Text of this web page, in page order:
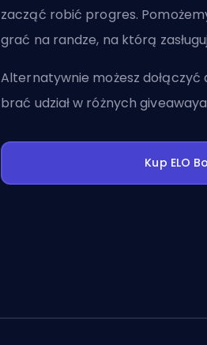
zacząć robić progres.
grać na randze, na którą
Alternatywnie możeszdołączyć
brać udział w różnych
Kup ELO